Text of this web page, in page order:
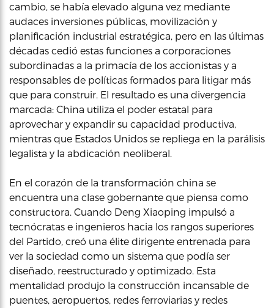
cambio, se había elevado alguna vez mediante
audaces inversiones públicas, movilización y
planificación industrial estratégica, pero en las últimas
décadas cedió estas funciones a corporaciones
subordinadas a la primacía de los accionistas y a
responsables de políticas formados para litigar más
que para construir. El resultado es una divergencia
marcada: China utiliza el poder estatal para
aprovechar y expandir su capacidad productiva,
mientras que Estados Unidos se repliega en la parálisis
legalista y la abdicación neoliberal.
En el corazón de la transformación china se
encuentra una clase gobernante que piensa como
constructora. Cuando Deng Xiaoping impulsó a
tecnócratas e ingenieros hacia los rangos superiores
del Partido, creó una élite dirigente entrenada para
ver la sociedad como un sistema que podía ser
diseñado, reestructurado y optimizado. Esta
mentalidad produjo la construcción incansable de
puentes, aeropuertos, redes ferroviarias y redes